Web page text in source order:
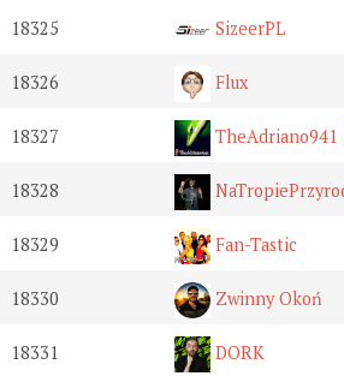
18325 SizeerPL
18326 Flux
18327 TheAdriano941
18328
18329 Fan-Tastic
18330 Zwinny Okoń
18331 DORK